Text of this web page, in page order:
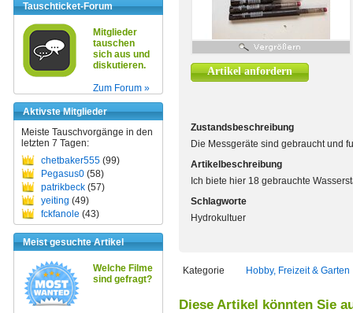
Tauschticket-Forum
Mitglieder
tauschen
sich aus und
diskutieren.
Zum Forum »
Aktivste Mitglieder
Meiste Tauschvorgänge in den
letzten 7 Tagen:
chetbaker555 (99)
Pegasus0 (58)
patrikbeck (57)
yeiting (49)
fckfanole (43)
Meist gesuchte Artikel
Welche Filme
sind gefragt?
Artikel anfordern
Zustandsbeschreibung
Die Messgeräte sind gebraucht und
Artikelbeschreibung
Ich biete hier 18 gebrauchte
Schlagworte
Hydrokultuer
Kategorie Hobby, Freizeit & Garten
Diese Artikel könnten Sie